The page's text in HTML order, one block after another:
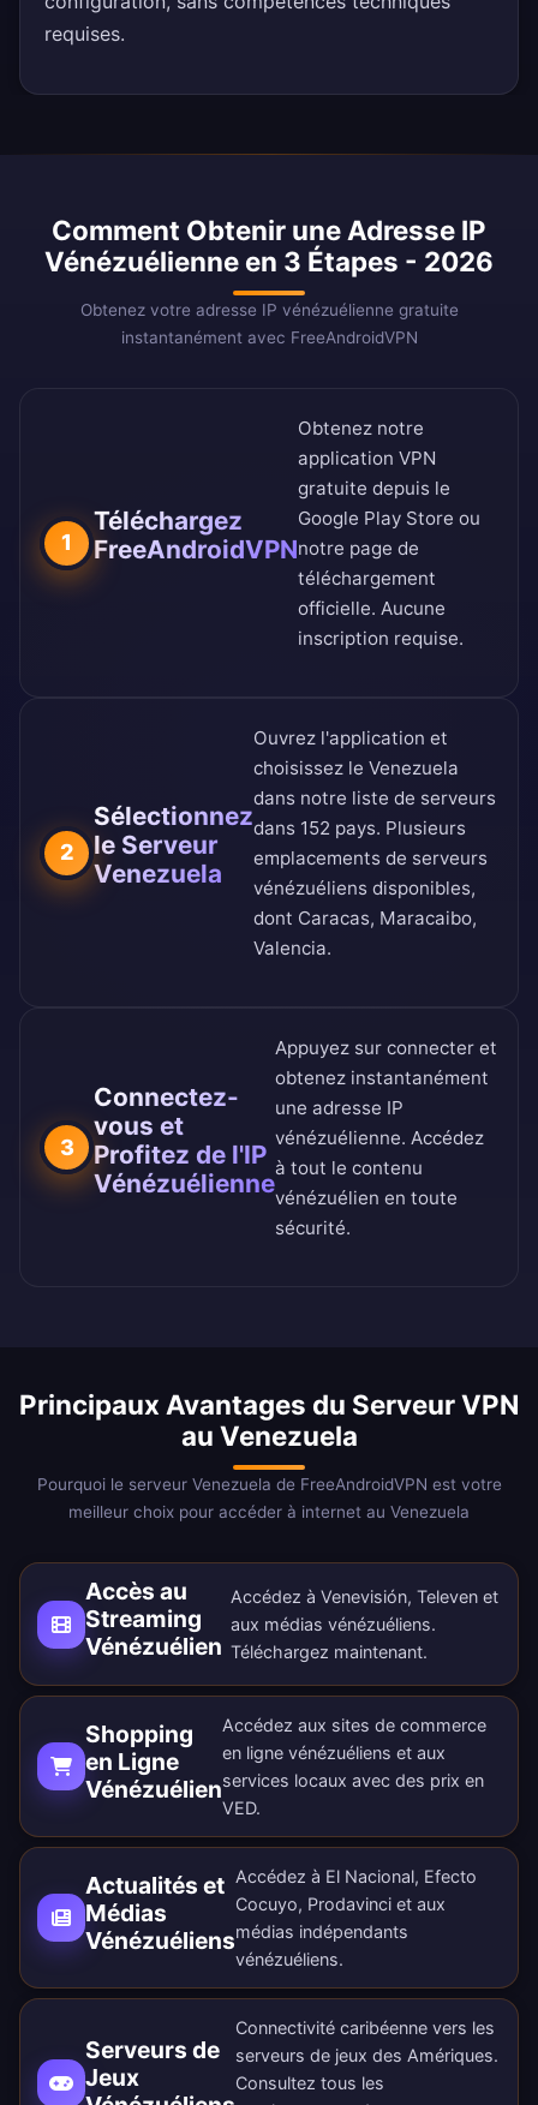
requises.
Comment Obtenir une Adresse IP
Vénézuélienne en 3 Étapes - 2026
Obtenez votre adresse IP vénézuélienne gratuite
instantanément avec FreeAndroidVPN
1
Téléchargez
FreeAndroidVPN
Obtenez notre
application VPN
gratuite depuis le
Google Play Store ou
notre page de
téléchargement
officielle. Aucune
inscription requise.
2
Sélectionnez
le Serveur
Venezuela
Ouvrez l'application et
choisissez le Venezuela
dans notre liste de serveurs
dans 152 pays. Plusieurs
emplacements de serveurs
vénézuéliens disponibles,
dont Caracas, Maracaibo,
Valencia.
3
Connectez-
vous et
Profitez de l'IP
Vénézuélienne
Appuyez sur connecter et
obtenez instantanément
une adresse IP
vénézuélienne. Accédez
à tout le contenu
vénézuélien en toute
sécurité.
Principaux Avantages du Serveur VPN
au Venezuela
Pourquoi le serveur Venezuela de FreeAndroidVPN est votre
meilleur choix pour accéder à internet au Venezuela
Accès au
Streaming
Vénézuélien
Accédez à Venevisión, Televen et
aux médias vénézuéliens.
Téléchargez maintenant.
Shopping
en Ligne
Vénézuélien
Accédez aux sites de commerce
en ligne vénézuéliens et aux
services locaux avec des prix en
VED.
Actualités et
Médias
Vénézuéliens
Accédez à El Nacional, Efecto
Cocuyo, Prodavinci et aux
médias indépendants
vénézuéliens.
Serveurs de
Jeux
Connectivité caribéenne vers les
serveurs de jeux des Amériques.
Consultez tous les